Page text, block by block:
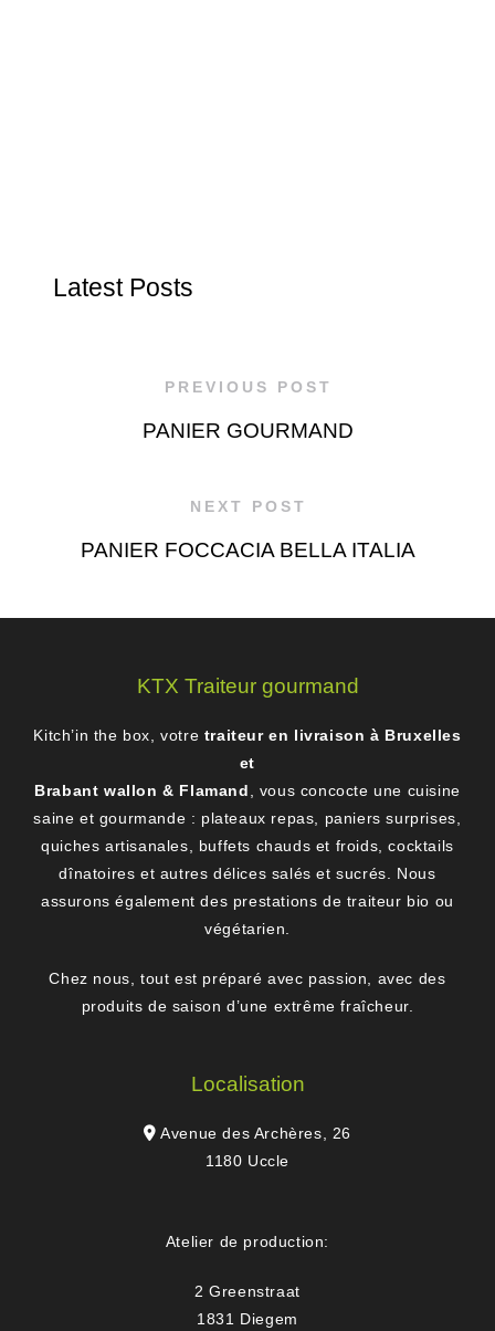
Latest Posts
PREVIOUS POST
PANIER GOURMAND
NEXT POST
PANIER FOCCACIA BELLA ITALIA
KTX Traiteur gourmand
Kitch’in the box, votre traiteur en livraison à Bruxelles
et
Brabant wallon & Flamand , vous concocte une cuisine
saine et gourmande : plateaux repas, paniers surprises,
quiches artisanales, buffets chauds et froids, cocktails
dînatoires et autres délices salés et sucrés. Nous
assurons également des prestations de traiteur bio ou
végétarien.
Chez nous, tout est préparé avec passion, avec des
produits de saison d’une extrême fraîcheur.
Localisation
Avenue des Archères, 26
1180 Uccle
Atelier de production:
2 Greenstraat
1831 Diegem